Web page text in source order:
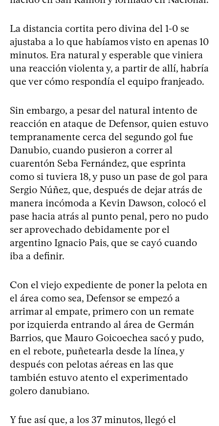
La distancia cortita pero divina del 1-0 se
ajustaba a lo que habíamos visto en apenas 10
minutos. Era natural y esperable que viniera
una reacción violenta y, a partir de allí, habría
que ver cómo respondía el equipo franjeado.
Sin embargo, a pesar del natural intento de
reacción en ataque de Defensor, quien estuvo
tempranamente cerca del segundo gol fue
Danubio, cuando pusieron a correr al
cuarentón Seba Fernández, que esprinta
como si tuviera 18, y puso un pase de gol para
Sergio Núñez, que, después de dejar atrás de
manera incómoda a Kevin Dawson, colocó el
pase hacia atrás al punto penal, pero no pudo
ser aprovechado debidamente por el
argentino Ignacio Pais, que se cayó cuando
iba a definir.
Con el viejo expediente de poner la pelota en
el área como sea, Defensor se empezó a
arrimar al empate, primero con un remate
por izquierda entrando al área de Germán
Barrios, que Mauro Goicoechea sacó y pudo,
en el rebote, puñetearla desde la línea, y
después con pelotas aéreas en las que
también estuvo atento el experimentado
golero danubiano.
Y fue así que, a los 37 minutos, llegó el